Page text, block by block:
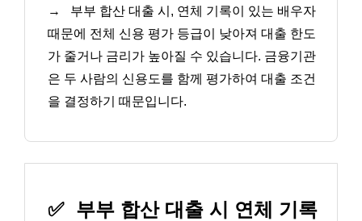
→
부부 합산 대출 시, 연체 기록이 있는 배우자
때문에 전체 신용 평가 등급이 낮아져 대출 한도
가 줄거나 금리가 높아질 수 있습니다. 금융기관
은 두 사람의 신용도를 함께 평가하여 대출 조건
을 결정하기 때문입니다.
✅ 부부 합산 대출 시 연체 기록